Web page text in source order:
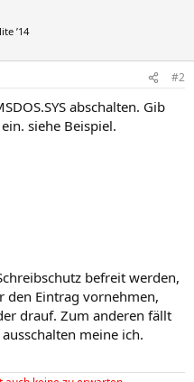
’14
#2
abschalten. Gib
siehe Beispiel.
befreit werden,
den Eintrag vornehmen,
drauf. Zum anderen fällt
meine ich.